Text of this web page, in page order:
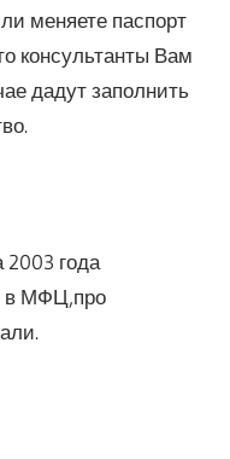
меняете паспорт
консультанты Вам
дадут заполнить
2003 года
в МФЦ,про